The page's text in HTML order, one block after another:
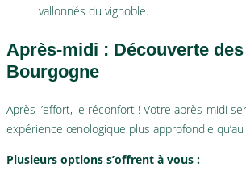
vallonnés du vignoble.
Après-midi : Découverte
Bourgogne
Après l’effort, le réconfort ! Votre après-midi
expérience œnologique plus approfondie
Plusieurs options s’offrent à vous :